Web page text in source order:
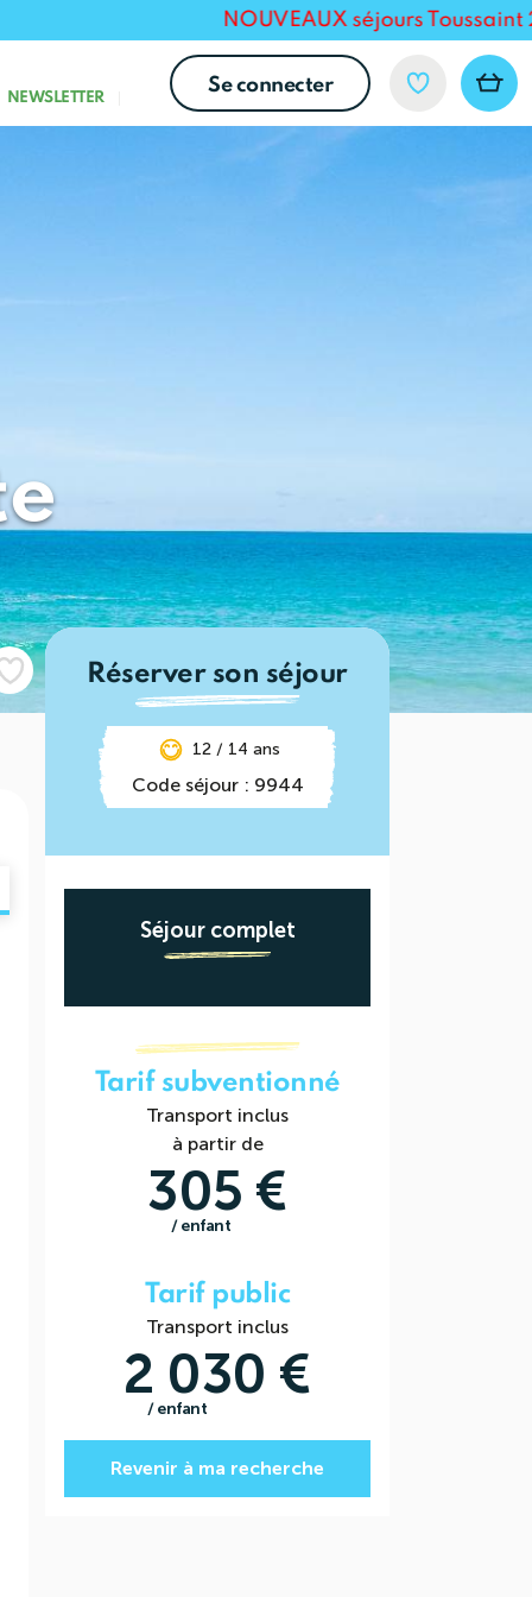
NOUVEAUX séjours Toussaint
NEWSLETTER
Se connecter
Réserver son séjour
12 / 14 ans
Code séjour : 9944
Séjour complet
Tarif subventionné
Transport inclus
à partir de
305 €
/ enfant
Tarif public
Transport inclus
2 030 €
/ enfant
Revenir à ma recherche